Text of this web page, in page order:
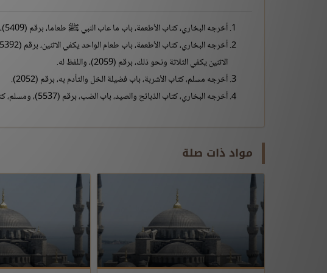
أخرجه البخاري، كتاب الأطعمة، باب ما عاب النبي ﷺ طعاما، برقم (5409)، ومسلم، كتاب الأشربة، باب لا يعيب الطعام، برقم (2064).
الاثنين يكفي الثلاثة ونحو ذلك، برقم (2059)، واللفظ له.
أخرجه مسلم، كتاب الأشربة، باب فضيلة الخل والتأدم به، برقم (2052).
أخرجه البخاري، كتاب الذبائح والصيد، باب الضب، برقم (5537)، ومسلم، كتاب الصيد والذبائح وما يؤكل من الحيوان، باب إباحة الضب، برقم (1945).
مواد ذات صلة